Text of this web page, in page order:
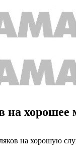
на хорошее
на хорошую